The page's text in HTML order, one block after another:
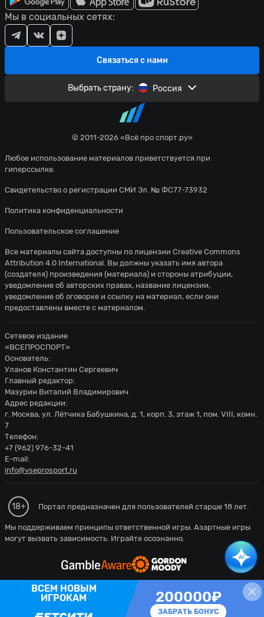
© 2011-2026 «Всё про спорт.ру»
Любое использование материалов приветствуется при
гиперссылке.
Свидетельство о регистрации СМИ Эл. № ФС77-73932
Политика конфиденциальности
Пользовательское соглашение
Связаться с нами
Мы в социальных сетях:
Выбрать страну: Россия
Все материалы сайта доступны по лицензии Creative Commons
Attribution 4.0 International . Вы должны указать имя автора
(создателя) произведения (материала) и стороны атрибуции,
уведомление об авторских правах, название лицензии,
уведомление об оговорке и ссылку на материал, если они
предоставлены вместе с материалом.
Сетевое издание
«ВСЕПРОСПОРТ»
Основатель:
Уланов Константин Сергеевич
Главный редактор:
Мазурин Виталий Владимирович
Адрес редакции:
г. Москва, ул. Лётчика Бабушкина, д. 1, корп. 3, этаж 1, пом. VIII, комн.
7
Телефон:
+7 (962) 976-32-41
E-mail:
info@vseprosport.ru
18+ Портал предназначен для пользователей старше 18 лет.
Мы поддерживаем принципы ответственной игры. Азартные игры
могут вызвать зависимость. Играйте осознанно.
200000₽
ЗАБРАТЬ БОНУС